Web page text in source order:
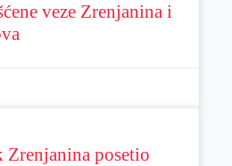
veze Zrenjanina i
Zrenjanina posetio